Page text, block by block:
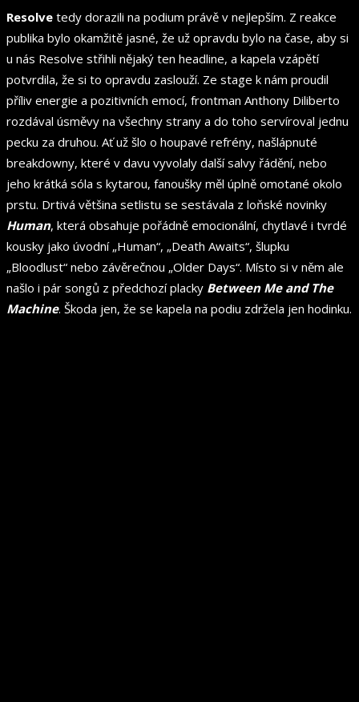
Resolve tedy dorazili na podium právě v nejlepším. Z reakce
publika bylo okamžitě jasné, že už opravdu bylo na čase, aby si
u nás Resolve střihli nějaký ten headline, a kapela vzápětí
potvrdila, že si to opravdu zaslouží. Ze stage k nám proudil
příliv energie a pozitivních emocí, frontman Anthony Diliberto
rozdával úsměvy na všechny strany a do toho servíroval jednu
pecku za druhou. Ať už šlo o houpavé refrény, našlápnuté
breakdowny, které v davu vyvolaly další salvy řádění, nebo
jeho krátká sóla s kytarou, fanoušky měl úplně omotané okolo
prstu. Drtivá většina setlistu se sestávala z loňské novinky
Human, která obsahuje pořádně emocionální, chytlavé i tvrdé
kousky jako úvodní „Human“, „Death Awaits“, šlupku
„Bloodlust“ nebo závěrečnou „Older Days“. Místo si v něm ale
našlo i pár songů z předchozí placky Between Me and The
Machine. Škoda jen, že se kapela na podiu zdržela jen hodinku.